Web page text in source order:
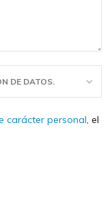
DE DATOS.
carácter personal, el